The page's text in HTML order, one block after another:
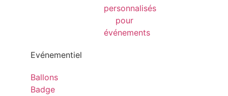
Evénementiel
Ballons
Badge